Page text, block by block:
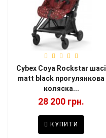
Cybex Coya Rockstar шасі
matt black прогулянкова
коляска...
28 200 грн.
КУПИТИ